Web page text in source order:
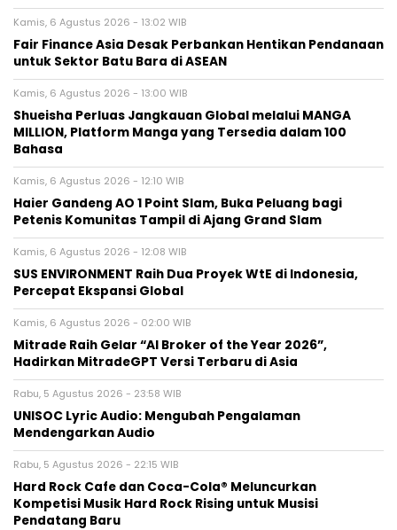
Kamis, 6 Agustus 2026 - 13:02 WIB
Fair Finance Asia Desak Perbankan Hentikan Pendanaan
untuk Sektor Batu Bara di ASEAN
Kamis, 6 Agustus 2026 - 13:00 WIB
Shueisha Perluas Jangkauan Global melalui MANGA
MILLION, Platform Manga yang Tersedia dalam 100
Bahasa
Kamis, 6 Agustus 2026 - 12:10 WIB
Haier Gandeng AO 1 Point Slam, Buka Peluang bagi
Petenis Komunitas Tampil di Ajang Grand Slam
Kamis, 6 Agustus 2026 - 12:08 WIB
SUS ENVIRONMENT Raih Dua Proyek WtE di Indonesia,
Percepat Ekspansi Global
Kamis, 6 Agustus 2026 - 02:00 WIB
Mitrade Raih Gelar “AI Broker of the Year 2026”,
Hadirkan MitradeGPT Versi Terbaru di Asia
Rabu, 5 Agustus 2026 - 23:58 WIB
UNISOC Lyric Audio: Mengubah Pengalaman
Mendengarkan Audio
Rabu, 5 Agustus 2026 - 22:15 WIB
Hard Rock Cafe dan Coca-Cola® Meluncurkan
Kompetisi Musik Hard Rock Rising untuk Musisi
Pendatang Baru